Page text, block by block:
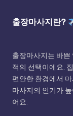
출장마사지란?
출장마사지는 바쁜
적의 선택이에요.
편안한 환경에서
마사지의 인기가
어요.